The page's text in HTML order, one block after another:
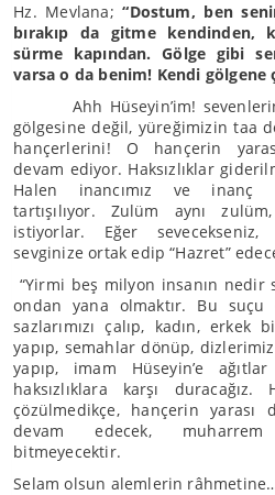
Hz. Mevlana;“Dostum, ben
bırakıp da gitme kendinden,
sürme kapından. Gölge gibi
varsa o da benim! Kendi gölgene
Ahh Hüseyin’im!
gölgesine değil, yüreğimizin taa
hançerlerini! O hançerin
devam ediyor. Haksızlıklar
Halen inancımız ve inanç
tartışılıyor. Zulüm aynı
istiyorlar. Eğer sevecekseniz,
sevginize ortak edip “Hazret”
“Yirmi beş milyon insanın nedir
ondan yana olmaktır. Bu
sazlarımızı çalıp, kadın,
yapıp, semahlar dönüp,
yapıp, imam Hüseyin’e
haksızlıklara karşı duracağız.
çözülmedikçe, hançerin yarası
devam edecek,
bitmeyecektir.
Selam olsun alemlerin